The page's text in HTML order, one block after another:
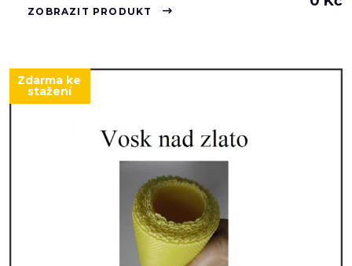
ZOBRAZIT PRODUKT
Zdarma ke
stažení